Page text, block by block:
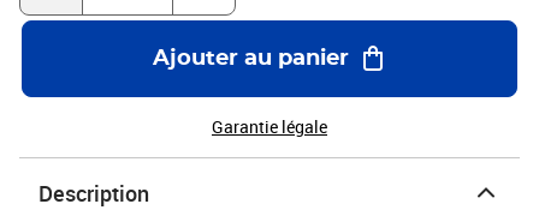
Ajouter au panier
Garantie légale
Description